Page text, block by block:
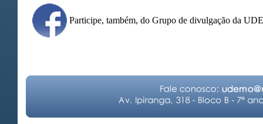
Participe, também, do Grupo de divulgação da